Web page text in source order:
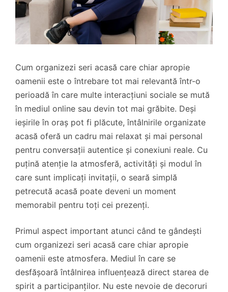
Cum organizezi seri acasă care chiar apropie
oamenii este o întrebare tot mai relevantă într-o
perioadă în care multe interacțiuni sociale se mută
în mediul online sau devin tot mai grăbite. Deși
ieșirile în oraș pot fi plăcute, întâlnirile organizate
acasă oferă un cadru mai relaxat și mai personal
pentru conversații autentice și conexiuni reale. Cu
puțină atenție la atmosferă, activități și modul în
care sunt implicați invitații, o seară simplă
petrecută acasă poate deveni un moment
memorabil pentru toți cei prezenți.
Primul aspect important atunci când te gândești
cum organizezi seri acasă care chiar apropie
oamenii este atmosfera. Mediul în care se
desfășoară întâlnirea influențează direct starea de
spirit a participanților. Nu este nevoie de decoruri